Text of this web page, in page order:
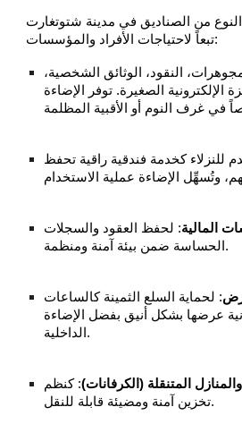
من الصناديق في مدينة شتوتغارت
تبعاً لاحتياجات الأفراد والمؤسسات:
النقود، الوثائق الشخصية،
الإلكترونية الصغيرة. توفر الإضاءة
للنزلاء كخدمة فندقية راقية تحفظ
المالية: لحفظ العقود والسجلات
الحساسة ضمن بيئة آمنة ومنظمة.
: لحماية السلع الثمينة كالساعات
عرضها بشكل أنيق بفضل الإضاءة
الداخلية.
المتنقلة (الكرفانات): كنظم
تخزين آمنة ومضيئة قابلة للنقل.